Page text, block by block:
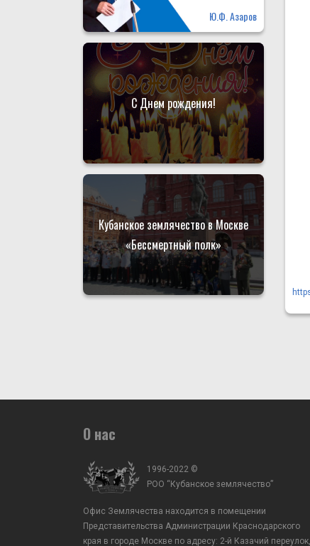
Ю.Ф. Азаров
С Днем рождения!
Кубанское землячество в Москве
«Бессмертный полк»
О нас
1996-2022 ©
РОО “Кубанское землячество”
Офис Землячества находится в помещении
Представительства Администрации Краснодарского
края в городе Москве по адресу: 2-й Казачий переулок,